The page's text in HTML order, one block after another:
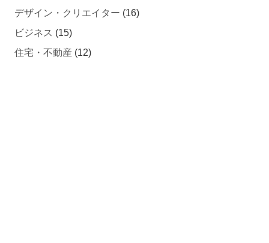
デザイン・クリエイター (16)
ビジネス (15)
住宅・不動産 (12)